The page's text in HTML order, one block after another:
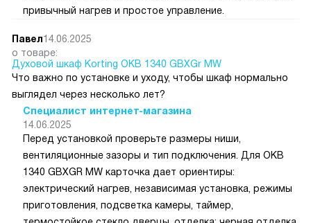
привычный нагрев и простое управление.
Павел14.06.2025
о товаре:
Духовой шкаф Korting OKB 1340 GBXGr MW
Что важно по установке и уходу, чтобы шкаф нормально
выглядел через несколько лет?
Специалист интернет-магазина
14.06.2025
Перед установкой проверьте размеры ниши,
вентиляционные зазоры и тип подключения. Для OKB
1340 GBXGR MW карточка дает ориентиры:
электрический нагрев, независимая установка, режимы
приготовления, подсветка камеры, таймер,